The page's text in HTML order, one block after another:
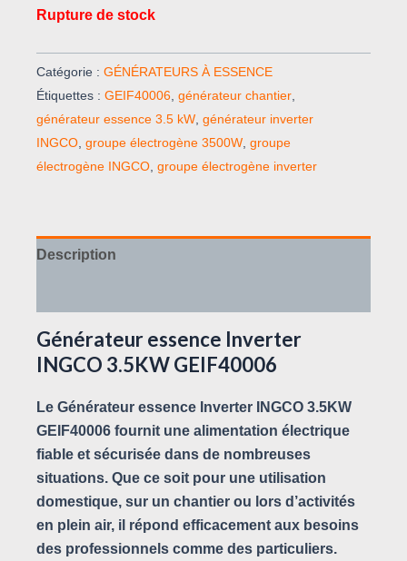
Rupture de stock
Catégorie : GÉNÉRATEURS À ESSENCE
Étiquettes : GEIF40006 générateur chantier
générateur essence 3.5 kW générateur inverter
INGCO groupe électrogène 3500W groupe
électrogène INGCO groupe électrogène inverter
Description
Générateur essence Inverter
INGCO 3.5KW GEIF40006
Le Générateur essence Inverter INGCO 3.5KW
GEIF40006 fournit une alimentation électrique
fiable et sécurisée dans de nombreuses
situations. Que ce soit pour une utilisation
domestique, sur un chantier ou lors d’activités
en plein air, il répond efficacement aux besoins
des professionnels comme des particuliers.